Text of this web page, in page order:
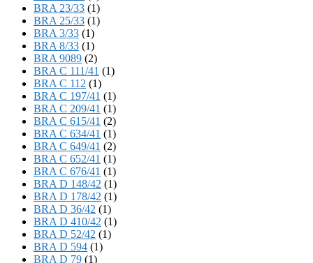
BRA 23/33 (1)
BRA 25/33 (1)
BRA 3/33 (1)
BRA 8/33 (1)
BRA 9089 (2)
BRA C 111/41 (1)
BRA C 112 (1)
BRA C 197/41 (1)
BRA C 209/41 (1)
BRA C 615/41 (2)
BRA C 634/41 (1)
BRA C 649/41 (2)
BRA C 652/41 (1)
BRA C 676/41 (1)
BRA D 148/42 (1)
BRA D 178/42 (1)
BRA D 36/42 (1)
BRA D 410/42 (1)
BRA D 52/42 (1)
BRA D 594 (1)
BRA D 79 (1)